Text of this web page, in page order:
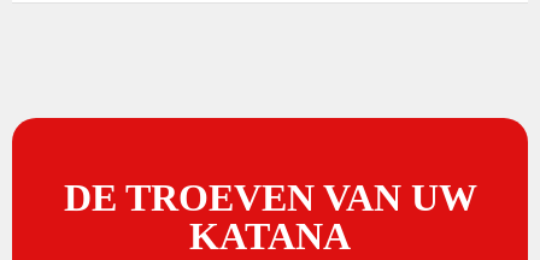
DE TROEVEN VAN UW
KATANA